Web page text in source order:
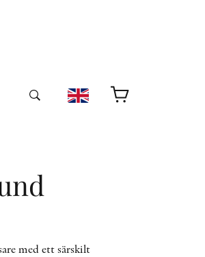
med ett särskilt